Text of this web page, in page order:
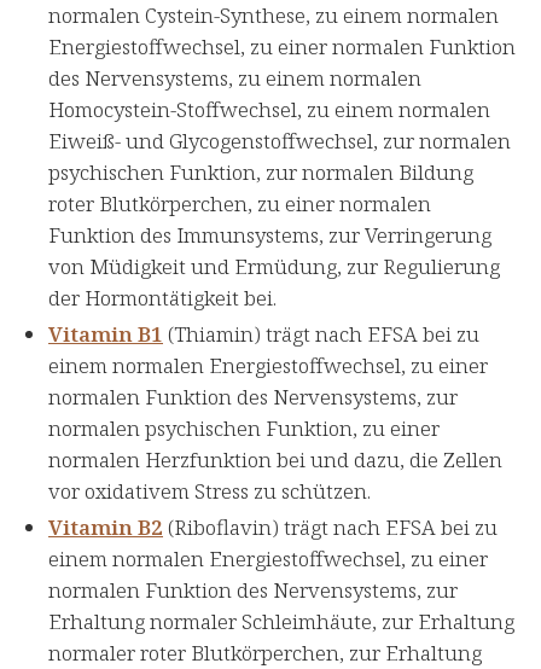
normalen Cystein-Synthese, zu einem normalen
Energiestoffwechsel, zu einer normalen Funktion
des Nervensystems, zu einem normalen
Homocystein-Stoffwechsel, zu einem normalen
Eiweiß- und Glycogenstoffwechsel, zur normalen
psychischen Funktion, zur normalen Bildung
roter Blutkörperchen, zu einer normalen
Funktion des Immunsystems, zur Verringerung
von Müdigkeit und Ermüdung, zur Regulierung
der Hormontätigkeit bei.
Vitamin B1 (Thiamin) trägt nach EFSA bei zu
einem normalen Energiestoffwechsel, zu einer
normalen Funktion des Nervensystems, zur
normalen psychischen Funktion, zu einer
normalen Herzfunktion bei und dazu, die Zellen
vor oxidativem Stress zu schützen.
Vitamin B2 (Riboflavin) trägt nach EFSA bei zu
einem normalen Energiestoffwechsel, zu einer
normalen Funktion des Nervensystems, zur
Erhaltung normaler Schleimhäute, zur Erhaltung
normaler roter Blutkörperchen, zur Erhaltung